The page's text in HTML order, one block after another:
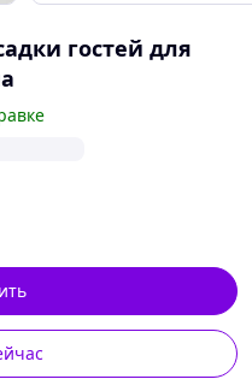
гостей для